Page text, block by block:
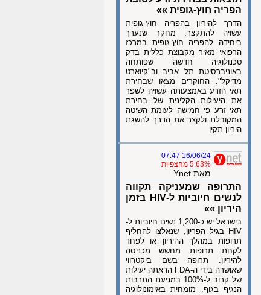
הפריה חוץ-גופית »»
הדרך להיריון בהפריה חוץ-גופית
עשויה להתקצר. מחקר שנערך
ביחידה להפריה חוץ-גופית במרכז
הרפואי מאיר מקבוצת כללית בדק
טכנולוגיה חדשה שפותחה
באוניברסיטת תל אביב וב"קיוארט
מדיקל". החוקרים מצאו שבחירת
תאי הזרע באמצעותה עשויה לשפר
את היעילות הקלינית של בחירת
תאי זרע פי חמישה לעומת השיטה
המקובלת ולקצר את הדרך להשגת
היריון תקין
16/06/24 07:47
5.63% מהצפיות
מאת Ynet
התרופה שמעניקה תקווה
לנשים חיוביות ל-HIV בזמן
היריון »»
בישראל יש כ-1,200 נשים חיוביות ל-
HIV בגיל הפריון, שנאלצו להחליף
תרופות במהלך ההיריון או לפחד
לקחת תרופות מחשש מכניסה
להיריון. תרופה בשם ביקטרווי
שאושרה בידי ה-FDA הראתה יעילות
של קרוב ל-100% במניעת התרבות
הנגיף בגוף. מומחית באימונולוגיה